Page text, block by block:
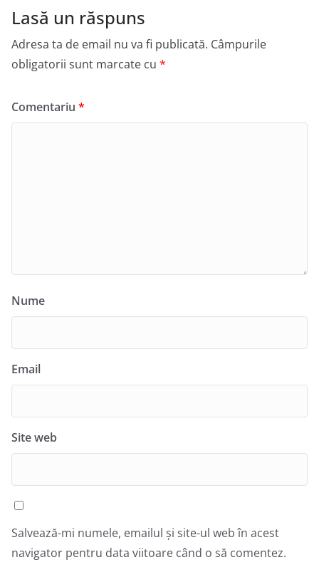
Lasă un răspuns
Adresa ta de email nu va fi publicată. Câmpurile
obligatorii sunt marcate cu *
Comentariu *
Nume
Email
Site web
Salvează-mi numele, emailul și site-ul web în acest
navigator pentru data viitoare când o să comentez.